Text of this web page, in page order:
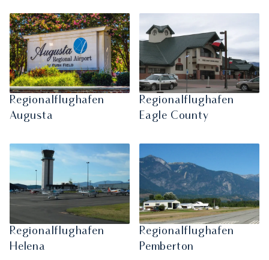
Regionalflughafen
Augusta
Regionalflughafen
Eagle County
Regionalflughafen
Helena
Regionalflughafen
Pemberton